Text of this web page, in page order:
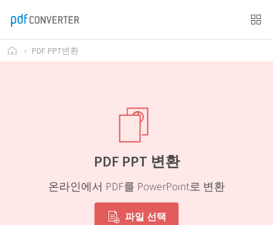
› PDF PPT변환
PDF PPT 변환
온라인에서 PDF를 PowerPoint로 변환
파일 선택